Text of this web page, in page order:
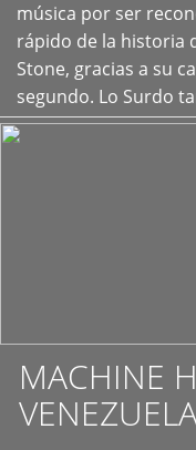
música por ser
rápido de la historia
Stone, gracias a su
segundo. Lo Surdo
MACHINE